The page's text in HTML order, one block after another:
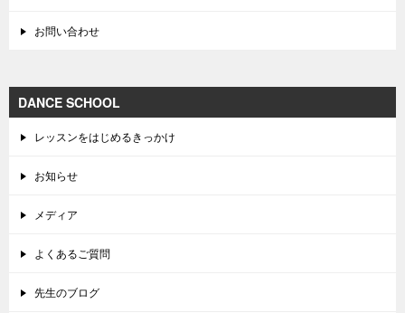
お問い合わせ
DANCE SCHOOL
レッスンをはじめるきっかけ
お知らせ
メディア
よくあるご質問
先生のブログ